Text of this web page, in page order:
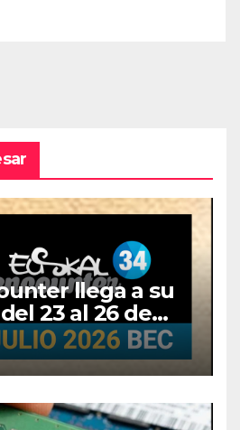
llega a su
23 al 26 de